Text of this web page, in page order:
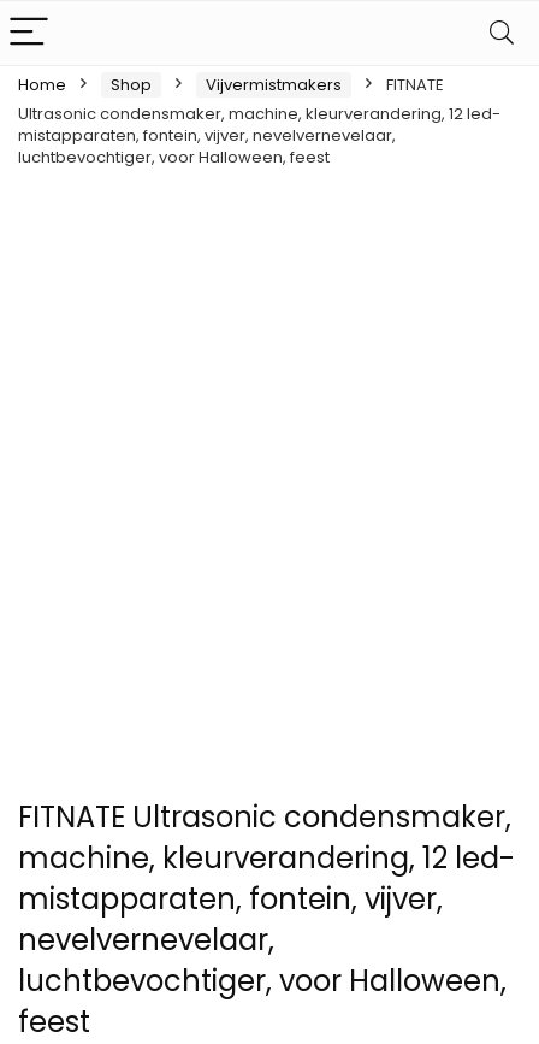
Home Shop Vijvermistmakers
FITNATE
Ultrasonic condensmaker, machine, kleurverandering, 12 led-
mistapparaten, fontein, vijver, nevelvernevelaar,
luchtbevochtiger, voor Halloween, feest
FITNATE Ultrasonic condensmaker,
machine, kleurverandering, 12 led-
mistapparaten, fontein, vijver,
nevelvernevelaar,
luchtbevochtiger, voor Halloween,
feest